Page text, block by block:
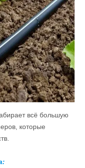
всё большую
которые